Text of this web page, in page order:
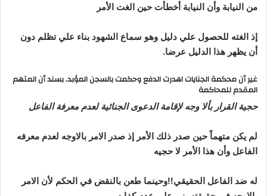
من النيابة وأن النيابة أخطأت حين الغت الأمر
إذ الغته للحصول علي دليل وهو سماع الشهود بناء علي تظلم دون
أن يظهر هذا الدليل عرضا.
غير أن محكمة الجنايات اهدرت الدفع وحكمت بالسجن المؤبد. بسند أن المتهم
المقدم للمحاكمة
حجية القرار بألا وجه لإقامة الدعوى الجنائية لعدم معرفة الفاعل
لم يكن متهماً حين صدر ذلك الأمر إذ صدر الامر بالاوجه لعدم معرفه
الفاعل وأن هذا الأمر لا حجيه
له ضد الفاعل الحقيقي!!وحينما طعن بالنقض في الحكم لأن الامر